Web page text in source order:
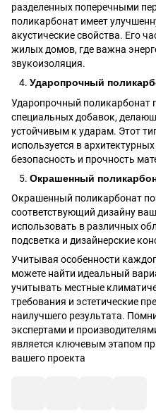
разделенных поперечными
поликарбонат имеет
акустические свойства. Его
жилых домов, где важна
звукоизоляция.
Ударопрочный
Ударопрочный поликарбонат
специальных добавок,
устойчивым к ударам. Этот
используется в
безопасность и прочность
Окрашенный
Окрашенный поликарбонат
соответствующий дизайну
использовать в различных
подсветка и дизайнерские
Учитывая особенности
можете найти идеальный
учитывать местные
требования и эстетические
наилучшего результата.
экспертами и
является ключевым этапом
вашего проекта